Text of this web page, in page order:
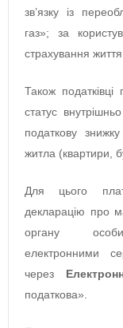
зв’язку із
газ»; за
страхування
Також
статус
податкову
житла (квартири,
Для цього
декларацію про
органу
електронними
через
податкова».